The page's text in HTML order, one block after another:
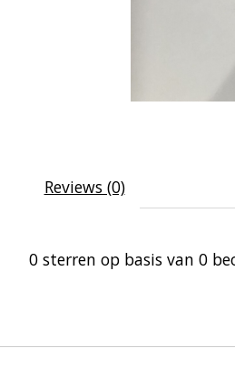
Reviews (0)
0 sterren op basis van 0